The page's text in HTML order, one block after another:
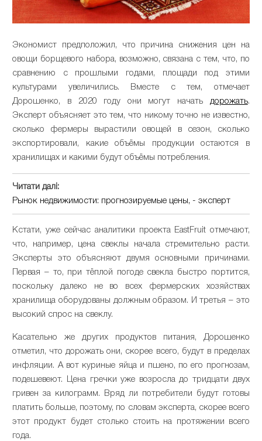
Экономист предположил, что причина снижения цен на
овощи борщевого набора, возможно, связана с тем, что, по
сравнению с прошлыми годами, площади под этими
культурами увеличились. Вместе с тем, отмечает
Дорошенко, в 2020 году они могут начать дорожать.
Эксперт объясняет это тем, что никому точно не известно,
сколько фермеры вырастили овощей в сезон, сколько
экспортировали, какие объёмы продукции остаются в
хранилищах и какими будут объёмы потребления.
Читати далі:
Рынок недвижимости: прогнозируемые цены, - эксперт
Кстати, уже сейчас аналитики проекта EastFruit отмечают,
что, например, цена свеклы начала стремительно расти.
Эксперты это объясняют двумя основными причинами.
Первая – то, при тёплой погоде свекла быстро портится,
поскольку далеко не во всех фермерских хозяйствах
хранилища оборудованы должным образом. И третья – это
высокий спрос на свеклу.
Касательно же других продуктов питания, Дорошенко
отметил, что дорожать они, скорее всего, будут в пределах
инфляции. А вот куриные яйца и пшено, по его прогнозам,
подешевеют. Цена гречки уже возросла до тридцати двух
гривен за килограмм. Вряд ли потребители будут готовы
платить больше, поэтому, по словам эксперта, скорее всего
этот продукт будет столько стоить на протяжении всего
года.